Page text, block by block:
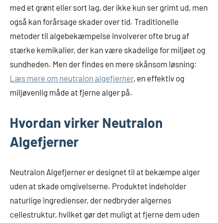
med et grønt eller sort lag, der ikke kun ser grimt ud, men
også kan forårsage skader over tid. Traditionelle
metoder til algebekæmpelse involverer ofte brug af
stærke kemikalier, der kan være skadelige for miljøet og
sundheden. Men der findes en mere skånsom løsning:
Læs mere om neutralon algefjerner, en effektiv og
miljøvenlig måde at fjerne alger på.
Hvordan virker Neutralon
Algefjerner
Neutralon Algefjerner er designet til at bekæmpe alger
uden at skade omgivelserne. Produktet indeholder
naturlige ingredienser, der nedbryder algernes
cellestruktur, hvilket gør det muligt at fjerne dem uden